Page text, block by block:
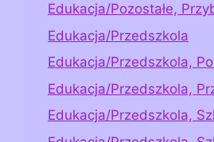
Edukacja/Pozostałe,
Edukacja/Przedszkola
Edukacja/Przedszkola,
Edukacja/Przedszkola,
Edukacja/Przedszkola,